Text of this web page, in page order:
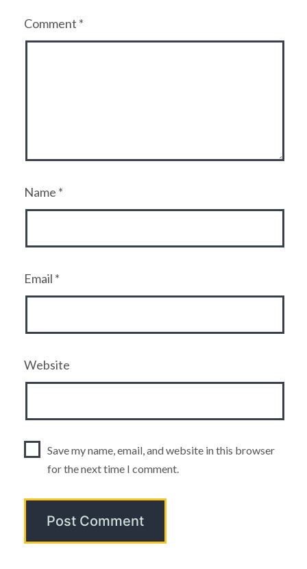
Comment *
Name *
Email *
Website
Save my name, email, and website in this browser
for the next time I comment.